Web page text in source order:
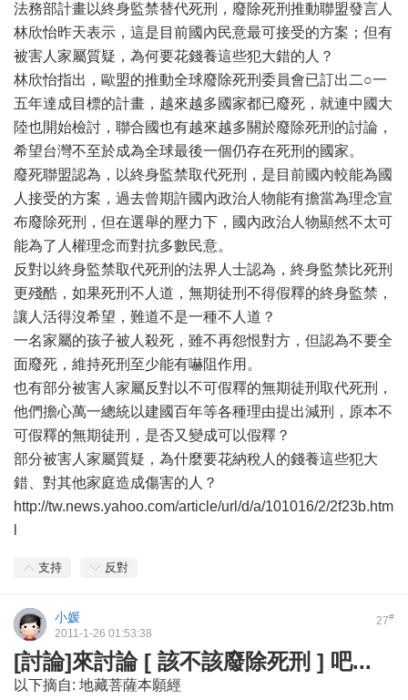
法務部計畫以終身監禁替代死刑，廢除死刑推動聯盟發言人
林欣怡昨天表示，這是目前國內民意最可接受的方案；但有
被害人家屬質疑，為何要花錢養這些犯大錯的人？
林欣怡指出，歐盟的推動全球廢除死刑委員會已訂出二○一
五年達成目標的計畫，越來越多國家都已廢死，就連中國大
陸也開始檢討，聯合國也有越來越多關於廢除死刑的討論，
希望台灣不至於成為全球最後一個仍存在死刑的國家。
廢死聯盟認為，以終身監禁取代死刑，是目前國內較能為國
人接受的方案，過去曾期許國內政治人物能有擔當為理念宣
布廢除死刑，但在選舉的壓力下，國內政治人物顯然不太可
能為了人權理念而對抗多數民意。
反對以終身監禁取代死刑的法界人士認為，終身監禁比死刑
更殘酷，如果死刑不人道，無期徒刑不得假釋的終身監禁，
讓人活得沒希望，難道不是一種不人道？
一名家屬的孩子被人殺死，雖不再怨恨對方，但認為不要全
面廢死，維持死刑至少能有嚇阻作用。
也有部分被害人家屬反對以不可假釋的無期徒刑取代死刑，
他們擔心萬一總統以建國百年等各種理由提出減刑，原本不
可假釋的無期徒刑，是否又變成可以假釋？
部分被害人家屬質疑，為什麼要花納稅人的錢養這些犯大
錯、對其他家庭造成傷害的人？
http://tw.news.yahoo.com/article/url/d/a/101016/2/2f23b.htm
支持 反對
27#
小媛
2011-1-26 01:53:38
[討論]來討論 [ 該不該廢除死刑 ] 吧...
以下摘自: 地藏菩薩本願經